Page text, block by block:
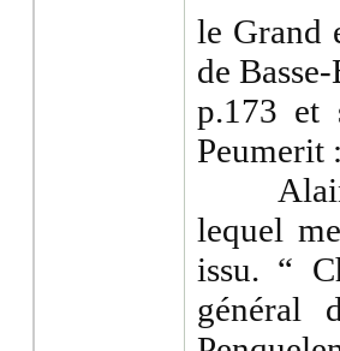
le Grand
de
p.173 et
Peumerit
Alain
lequel
issu. “
général